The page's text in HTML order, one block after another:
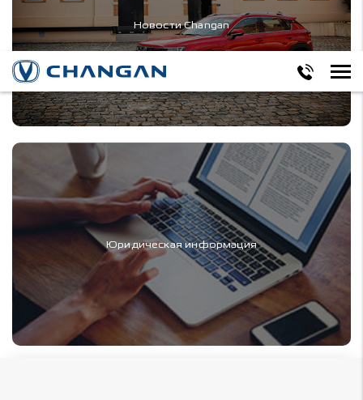
Новости Changan
Юридическая информация